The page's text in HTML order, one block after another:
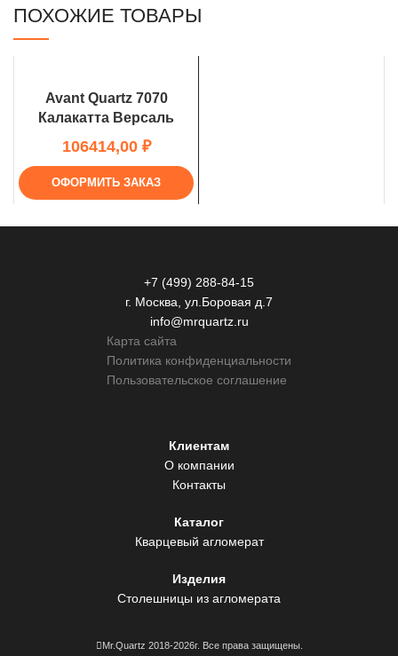
ПОХОЖИЕ ТОВАРЫ
Avant Quartz 7070
Калакатта Версаль
₽
ОФОРМИТЬ ЗАКАЗ
+7 (499) 288-84-15
г. Москва, ул.Боровая д.7
info@mrquartz.ru
Карта сайта
Политика конфиденциальности
Пользовательское соглашение
Клиентам
О компании
Контакты
Каталог
Кварцевый агломерат
Изделия
Столешницы из агломерата
Mr.Quartz 2018-2026г. Все права защищены.